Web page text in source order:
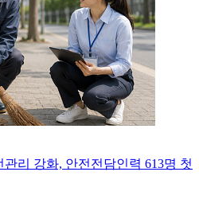
관리 강화, 안전전담인력 613명 첫